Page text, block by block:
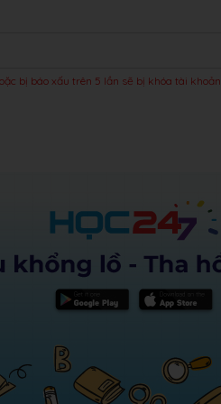
bị báo xấu trên 5 lần sẽ bị khóa tài khoản